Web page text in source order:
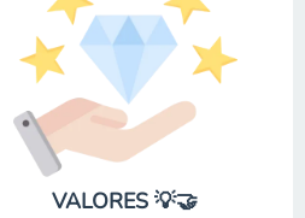
VALORES 💡🤝